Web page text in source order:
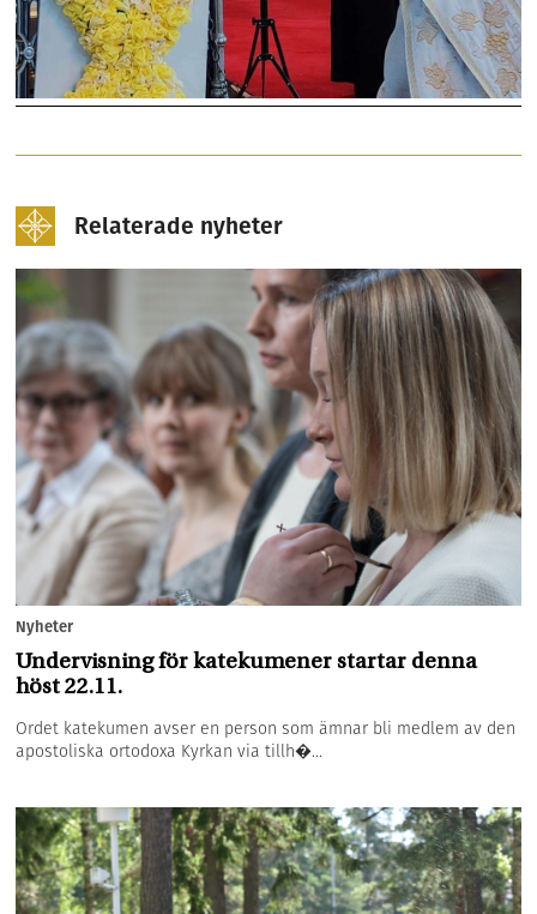
Relaterade nyheter
Nyheter
Undervisning för katekumener startar denna
höst 22.11.
Ordet katekumen avser en person som ämnar bli medlem av den
apostoliska ortodoxa Kyrkan via tillh�...